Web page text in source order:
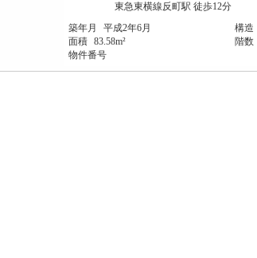
東急東横線反町駅 徒歩12分
築年月
平成2年6月 構造
面積 83.58m² 階数
物件番号